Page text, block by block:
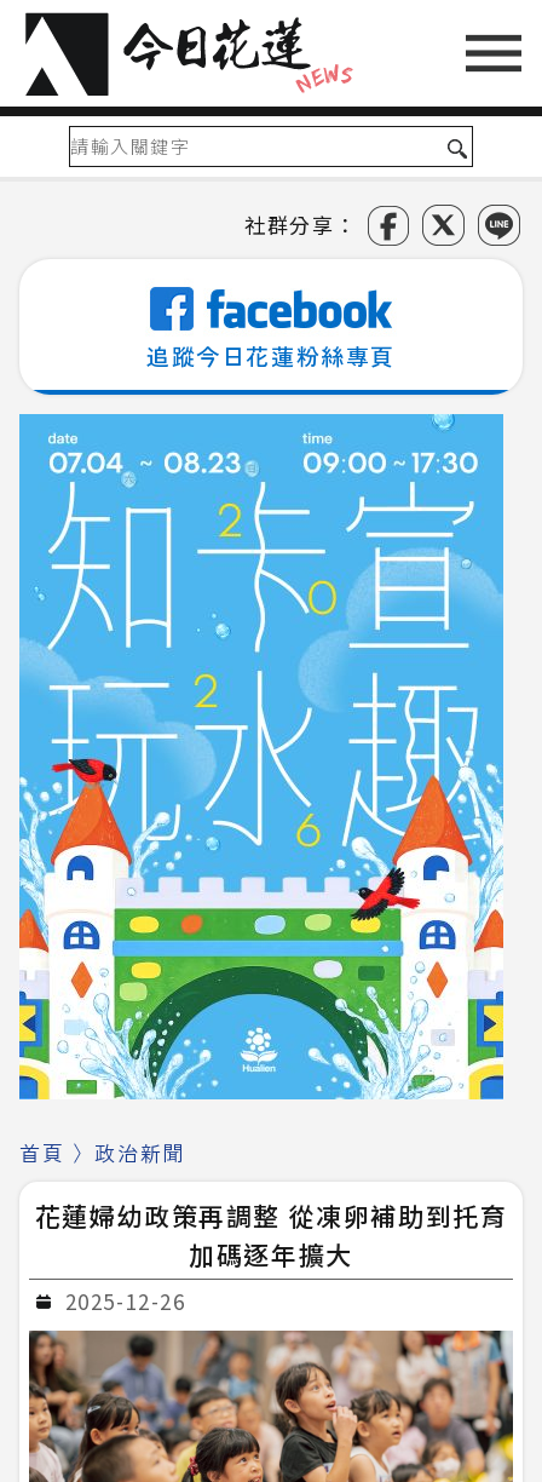
社群分享：
追蹤今日花蓮粉絲專頁
首頁 〉 政治新聞
花蓮婦幼政策再調整 從凍卵補助到托育
加碼逐年擴大
2025-12-26